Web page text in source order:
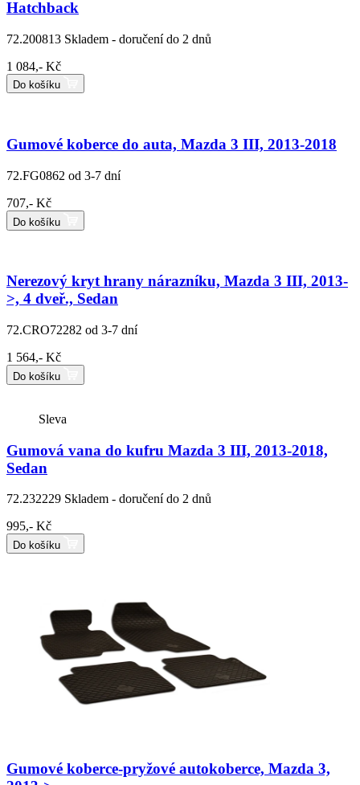
Hatchback
72.200813 Skladem - doručení do 2 dnů
1 084,- Kč
Do košíku
Gumové koberce do auta, Mazda 3 III, 2013-2018
72.FG0862 od 3-7 dní
707,- Kč
Do košíku
Nerezový kryt hrany nárazníku, Mazda 3 III, 2013-
>, 4 dveř., Sedan
72.CRO72282 od 3-7 dní
1 564,- Kč
Do košíku
Sleva
Gumová vana do kufru Mazda 3 III, 2013-2018,
Sedan
72.232229 Skladem - doručení do 2 dnů
995,- Kč
Do košíku
Gumové koberce-pryžové autokoberce, Mazda 3,